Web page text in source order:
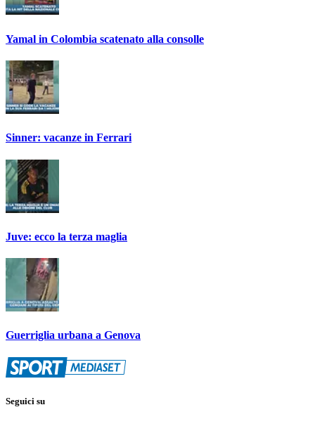
Yamal in Colombia scatenato alla consolle
Sinner: vacanze in Ferrari
Juve: ecco la terza maglia
Guerriglia urbana a Genova
Seguici su